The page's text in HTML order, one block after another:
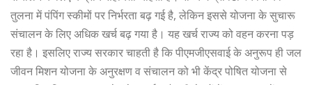
तुलना में पंपिंग स्कीमों पर निर्भरता बढ़ गई है, लेकिन इससे योजना के सुचारू
संचालन के लिए अधिक खर्च बढ़ गया है। यह खर्च राज्य को वहन करना पड़
रहा है। इसलिए राज्य सरकार चाहती है कि पीएमजीएसवाई के अनुरूप ही जल
जीवन मिशन योजना के अनुरक्षण व संचालन को भी केंद्र पोषित योजना से